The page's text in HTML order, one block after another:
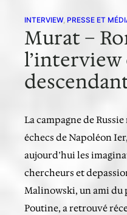
INTERVIEW, PRESSE ET
Murat –
l’interview
La campagne de
échecs de Napoléon
aujourd’hui les
chercheurs et
Malinowski, un ami
Poutine, a retrouvé